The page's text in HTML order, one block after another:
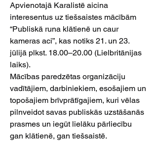
Apvienotajā Karalistē aicina
interesentus uz tiešsaistes mācībām
“Publiskā runa klātienē un caur
kameras aci”, kas notiks 21. un 23.
jūlijā plkst. 18.00–20.00 (Lielbritānijas
laiks).
Mācības paredzētas organizāciju
vadītājiem, darbiniekiem, esošajiem un
topošajiem brīvprātīgajiem, kuri vēlas
pilnveidot savas publiskās uzstāšanās
prasmes un iegūt lielāku pārliecību
gan klātienē, gan tiešsaistē.